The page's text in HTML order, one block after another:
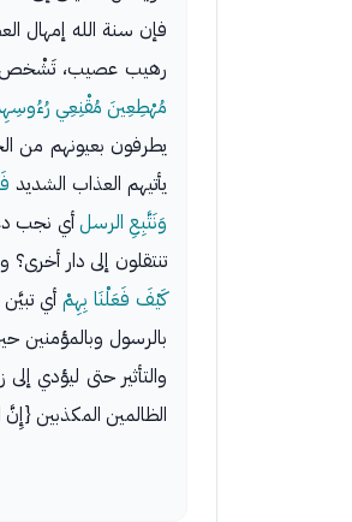
فإن سنة الله إمهال
رهيب عصيب، تَشْخص
مُهْطِعِينَ مُقْنِعِي
يطرفون بعيونهم من
يأتيهم العذاب الشديد
وَنَتَّبِعِ الرسلأي نجب
تنتقلون إلى دار أخرى؟
كَيْفَ فَعَلْنَا بِهِمْأي تبيَّن
بالرسول وبالمؤمنين
والتأثير حتى ليؤدي
الظالمين المكذبين {إِنَّ